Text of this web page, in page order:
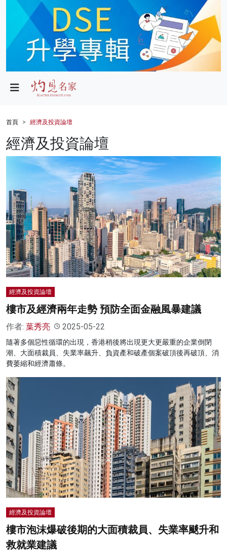
政局
財經
生活
健康
科技
影片
名家榜
灼見活動
首頁 經濟及投資論壇
經濟及投資論壇
經濟及投資論壇
樓市及經濟兩年走勢 預防全面金融風暴建議
作者: 葉秀亮 2025-05-22
隨著多個惡性循環的出現，香港稍後將出現更大更嚴重的企業倒閉
潮、大面積裁員、失業率飆升、負資產和破產個案破頂後再破頂、消
費萎縮和經濟蕭條。
經濟及投資論壇
樓市泡沫爆破後期的大面積裁員、失業率颷升和
救就業建議